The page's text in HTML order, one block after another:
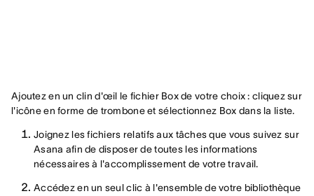
Ajoutez en un clin d'œil le fichier Box de votre choix : cliquez sur
l'icône en forme de trombone et sélectionnez Box dans la liste.
Joignez les fichiers relatifs aux tâches que vous suivez sur
Asana afin de disposer de toutes les informations
nécessaires à l'accomplissement de votre travail.
Accédez en un seul clic à l'ensemble de votre bibliothèque